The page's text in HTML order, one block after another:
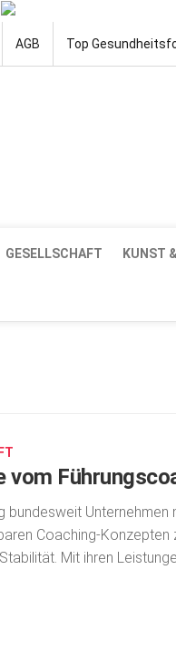
AGB Top
GESELLSCHAFT KUNST
vom
bundesweit Unternehmen
Coaching-Konzepten
Mit ihren